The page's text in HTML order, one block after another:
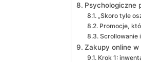
Psychologiczne
„Skoro tyle
Promocje,
Scrollowanie
Zakupy online w
Krok 1: